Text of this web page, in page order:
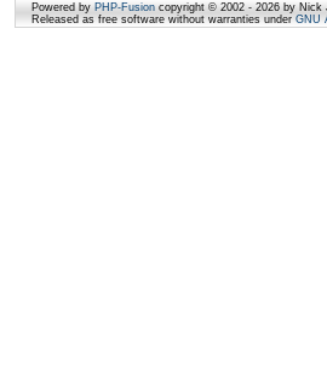
Powered by PHP-Fusion copyright © 2002 - 2026 by Nick
Released as free software without warranties under GNU